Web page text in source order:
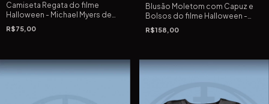
Camiseta Regata do filme
Halloween - Michael Myers de
1978 de John Carpenter
R$75,00
Blusão Moletom com Capuz e
Bolsos do filme Halloween -
Michael Myers de 1978 de John
Carpenter
R$158,00